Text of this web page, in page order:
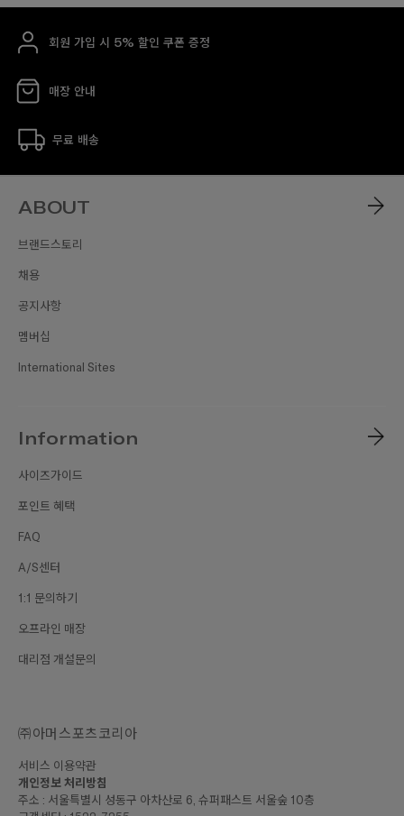
회원 가입 시 5% 할인 쿠폰 증정
매장 안내
무료 배송
ABOUT
브랜드스토리
채용
공지사항
멤버십
International Sites
Information
사이즈가이드
포인트 혜택
FAQ
A/S센터
1:1 문의하기
오프라인 매장
대리점 개설문의
㈜아머스포츠코리아
서비스 이용약관
개인정보 처리방침
주소 : 서울특별시 성동구 아차산로 6, 슈퍼패스트 서울숲 10층